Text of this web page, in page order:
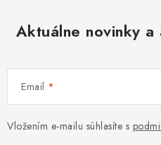
Aktuálne novinky a
Email
Vložením e-mailu súhlasíte s